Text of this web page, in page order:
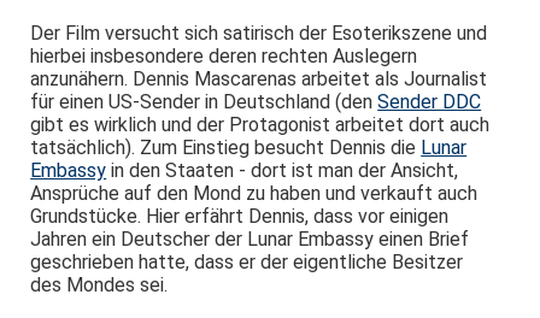
Der Film versucht sich satirisch der Esoterikszene und
hierbei insbesondere deren rechten Auslegern
anzunähern. Dennis Mascarenas arbeitet als Journalist
für einen US-Sender in Deutschland (denSender DDC
gibt es wirklich und der Protagonist arbeitet dort auch
tatsächlich). Zum Einstieg besucht Dennis die Lunar
Embassy in den Staaten - dort ist man der Ansicht,
Ansprüche auf den Mond zu haben und verkauft auch
Grundstücke. Hier erfährt Dennis, dass vor einigen
Jahren ein Deutscher der Lunar Embassy einen Brief
geschrieben hatte, dass er der eigentliche Besitzer
des Mondes sei.